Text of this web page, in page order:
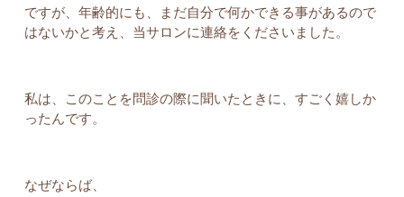
ですが、年齢的にも、まだ自分で何かできる事があるので
はないかと考え、当サロンに連絡をくださいました。
私は、このことを問診の際に聞いたときに、すごく嬉しか
ったんです。
なぜならば、